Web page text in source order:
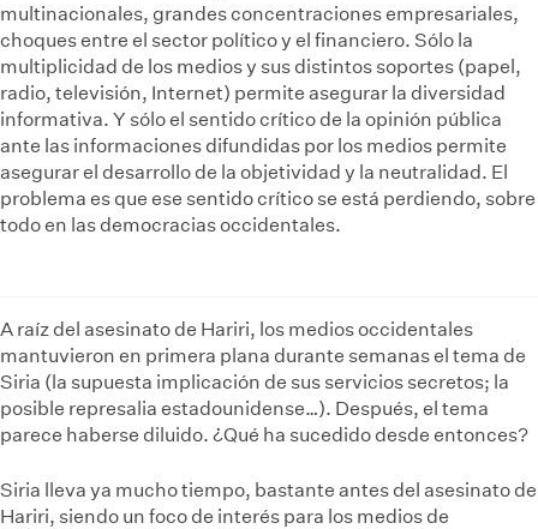
multinacionales, grandes concentraciones empresariales,
choques entre el sector político y el financiero. Sólo la
multiplicidad de los medios y sus distintos soportes (papel,
radio, televisión, Internet) permite asegurar la diversidad
informativa. Y sólo el sentido crítico de la opinión pública
ante las informaciones difundidas por los medios permite
asegurar el desarrollo de la objetividad y la neutralidad. El
problema es que ese sentido crítico se está perdiendo, sobre
todo en las democracias occidentales.
A raíz del asesinato de Hariri, los medios occidentales
mantuvieron en primera plana durante semanas el tema de
Siria (la supuesta implicación de sus servicios secretos; la
posible represalia estadounidense…). Después, el tema
parece haberse diluido. ¿Qué ha sucedido desde entonces?
Siria lleva ya mucho tiempo, bastante antes del asesinato de
Hariri, siendo un foco de interés para los medios de